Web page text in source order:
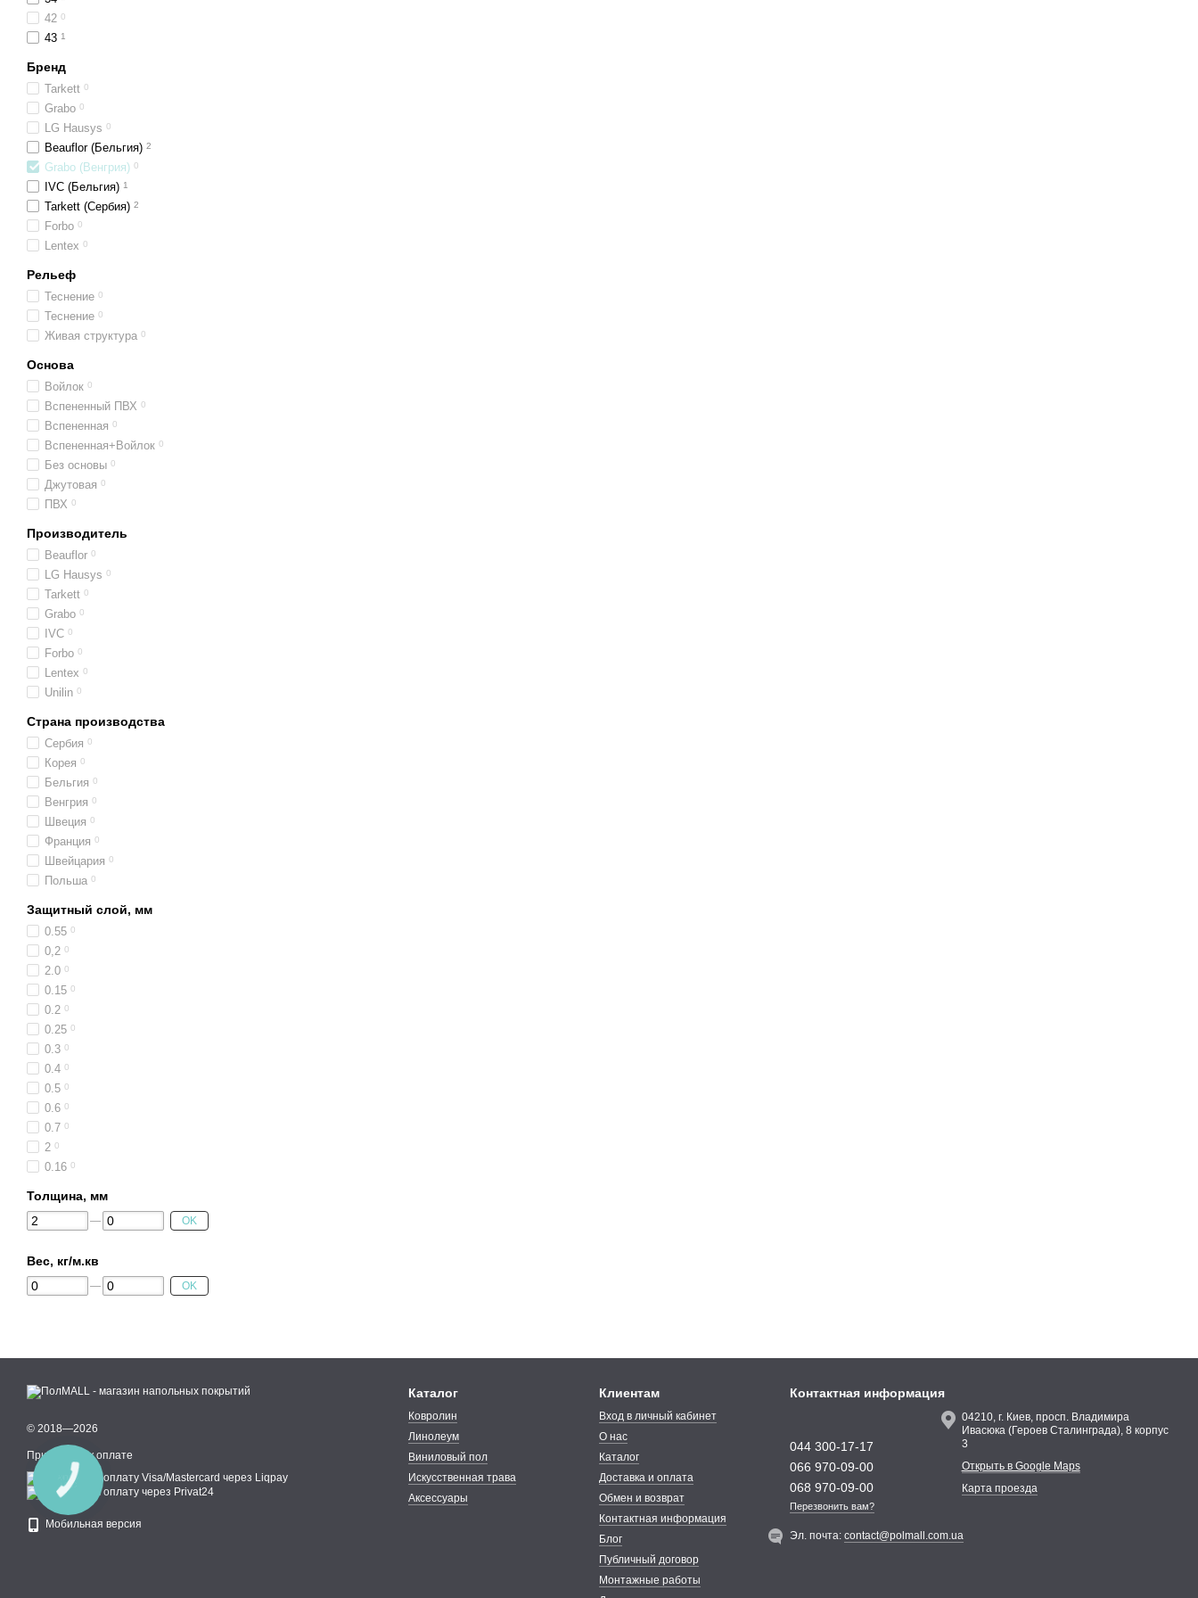
42 0
43 1
Бренд
Tarkett 0
Grabo 0
LG Hausys 0
Beauflor (Бельгия) 2
Grabo (Венгрия) 0
IVC (Бельгия) 1
Tarkett (Сербия) 2
Forbo 0
Lentex 0
Рельеф
Теснение 0
Теснение 0
Живая структура 0
Основа
Войлок 0
Вспененный ПВХ 0
Вспененная 0
Вспененная+Войлок 0
Без основы 0
Джутовая 0
ПВХ 0
Производитель
Beauflor 0
LG Hausys 0
Tarkett 0
Grabo 0
IVC 0
Forbo 0
Lentex 0
Unilin 0
Страна производства
Сербия 0
Корея 0
Бельгия 0
Венгрия 0
Швеция 0
Франция 0
Швейцария 0
Польша 0
Защитный слой, мм
0.55 0
0,2 0
2.0 0
0.15 0
0.2 0
0.25 0
0.3 0
0.4 0
0.5 0
0.6 0
0.7 0
2 0
0.16 0
Толщина, мм
OK
Вес, кг/м.кв
OK
© 2018—2026
Принимаем к оплате
Мобильная версия
Каталог
Ковролин
Линолеум
Виниловый пол
Искусственная трава
Аксессуары
Клиентам
Вход в личный кабинет
О нас
Каталог
Доставка и оплата
Обмен и возврат
Контактная информация
Блог
Публичный договор
Монтажные работы
Контактная информация
044 300-17-17
066 970-09-00
068 970-09-00
Перезвонить вам?
04210, г. Киев, просп. Владимира
Ивасюка (Героев Сталинграда), 8 корпус
3
Открыть в Google Maps
Карта проезда
Эл. почта:contact@polmall.com.ua
КНОПКА
СВЯЗИ